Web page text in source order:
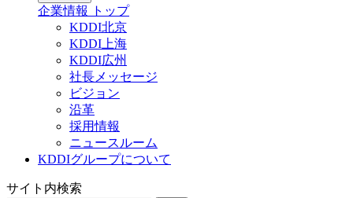
企業情報 トップ
KDDI北京
KDDI上海
KDDI広州
社長メッセージ
ビジョン
沿革
採用情報
ニュースルーム
KDDIグループについて
サイト内検索